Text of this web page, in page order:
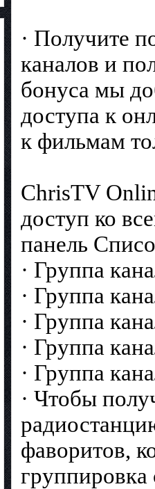
· Получите
каналов и
бонуса мы
доступа к
к фильмам
ChrisTV
доступ ко
панель
· Группа
· Группа
· Группа
· Группа
· Группа
· Чтобы
фаворитов,
группировка